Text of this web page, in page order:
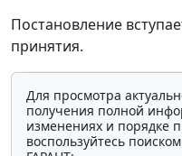
Постановление
принятия.
Для просмотра
получения полной
изменениях и порядке
воспользуйтесь